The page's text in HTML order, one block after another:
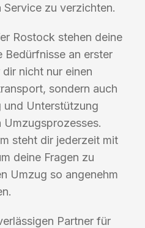
zu verzichten.
Rostock stehen deine
Bedürfnisse an erster
nicht nur einen
sondern auch
und Unterstützung
steht dir jederzeit mit
deine Fragen zu
Umzug so angenehm
Partner für